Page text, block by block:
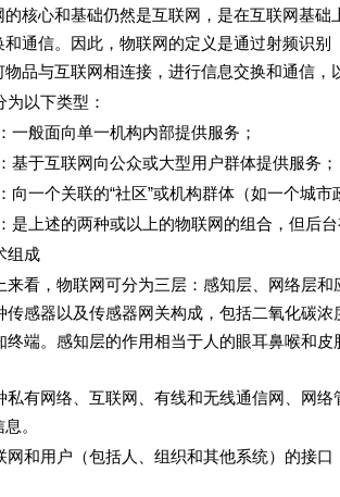
的核心和基础仍然是互联网，是在互联网基
和通信。因此，物联网的定义是通过射频识
物品与互联网相连接，进行信息交换和通信
以下类型：
般面向单一机构内部提供服务；
于互联网向公众或大型用户群体提供服务；
个关联的“社区”或机构群体（如一个城市
上述的两种或以上的物联网的组合，但后台
组成
，物联网可分为三层：感知层、网络层和
器以及传感器网关构成，包括二氧化碳浓
终端。感知层的作用相当于人的眼耳鼻喉和
网络、互联网、有线和无线通信网、网络
。
用户（包括人、组织和其他系统）的接口